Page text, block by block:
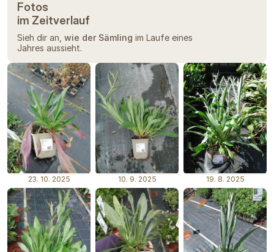
Fotos
im Zeitverlauf
Sieh dir an, wie der Sämling im Laufe eines
Jahres aussieht.
23. 10. 2025 10. 9. 2025 19. 8. 2025